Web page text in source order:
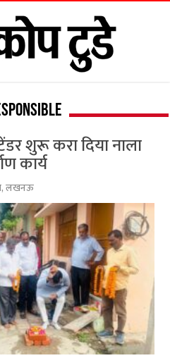
शुरू करा दिया नाला
कार्य
,लखनऊ